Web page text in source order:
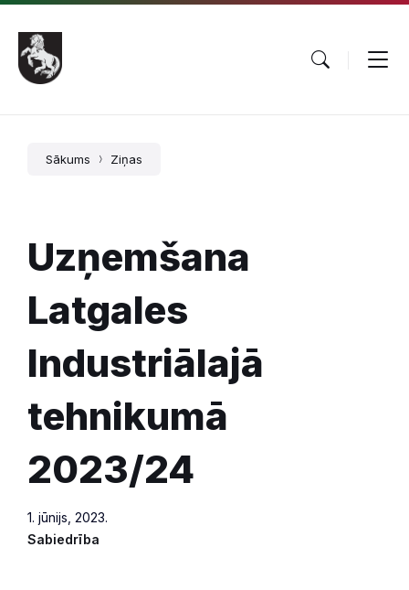
Pāriet
saturu
Skip
main
navigation
Skip
footer
Sākums Ziņas
Uzņemšana
Latgales
Industriālajā
tehnikumā
2023/24
1. jūnijs, 2023.
Sabiedrība